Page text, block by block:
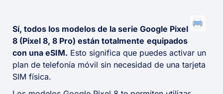
Sí, todos los modelos de la serie Google Pixel
8 (Pixel 8, 8 Pro) están totalmente equipados
con una eSIM. Esto significa que puedes activar un
plan de telefonía móvil sin necesidad de una tarjeta
SIM física.